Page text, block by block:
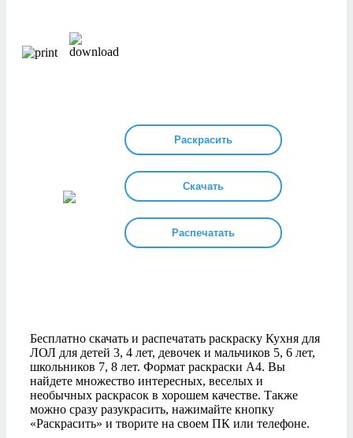
Раскрасить
Скачать
Распечатать
Бесплатно скачать и распечатать раскраску Кухня для
ЛОЛ для детей 3, 4 лет, девочек и мальчиков 5, 6 лет,
школьников 7, 8 лет. Формат раскраски А4. Вы
найдете множество интересных, веселых и
необычных раскрасок в хорошем качестве. Также
можно сразу разукрасить, нажимайте кнопку
«Раскрасить» и творите на своем ПК или телефоне.